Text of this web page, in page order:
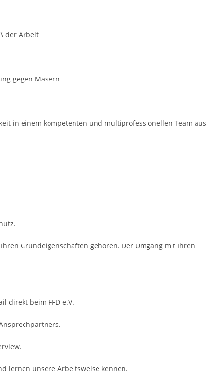
der Arbeit
gegen Masern
in einem kompe­tenten und multiprofessio­nellen Team aus
Grundeigenschaften gehören. Der Umgang mit Ihren
direkt beim FFD e.V.
lernen unsere Arbeitsweise kennen.